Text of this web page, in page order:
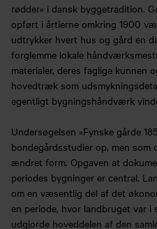
rødder« i dansk byggetradition.
opført i årtierne omkring 1900
udtrykker hvert hus og gård en
forglemme lokale
materialer, deres faglige kunnen
hovedtræk som
egentligt bygningshåndværk
Undersøgelsen »Fynske gårde
bondegårdsstudier op, men som
ændret form. Opgaven at
periodes bygninger er central.
om en væsentlig del af det
en periode, hvor landbruget var
udgjorde hoveddelen af den